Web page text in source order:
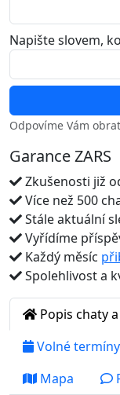
Napište slovem,
Odpovíme Vám
Garance ZARS
Zkušenosti již
Více než 500
Stále aktuální
Vyřídíme
Každý měsíc
Spolehlivost a
Popis chaty
Volné
Mapa